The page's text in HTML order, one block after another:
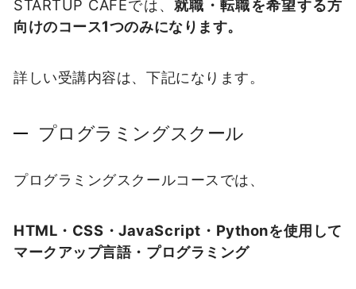
STARTUP CAFEでは、就職・転職を希望する方
向けのコース1つのみになります。
詳しい受講内容は、下記になります。
プログラミングスクール
プログラミングスクールコースでは、
HTML・CSS・JavaScript・Pythonを使用して
マークアップ言語・プログラミング